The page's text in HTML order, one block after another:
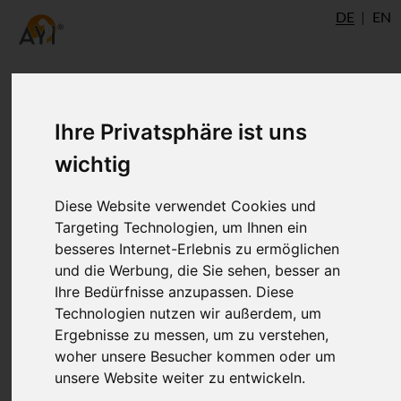
Ihre Privatsphäre ist uns
wichtig
Diese Website verwendet Cookies und
Targeting Technologien, um Ihnen ein
besseres Internet-Erlebnis zu ermöglichen
und die Werbung, die Sie sehen, besser an
Ihre Bedürfnisse anzupassen. Diese
Technologien nutzen wir außerdem, um
Ergebnisse zu messen, um zu verstehen,
woher unsere Besucher kommen oder um
unsere Website weiter zu entwickeln.
DE EN
Hatha-Yoga-Pradipika -
Kapitel 4: Nada, Bindu, Kala
Das vierte Kapitel der Hatha-Yoga
Pradipika von Svatmarama
Chhaturthopadeshah
Satz 26